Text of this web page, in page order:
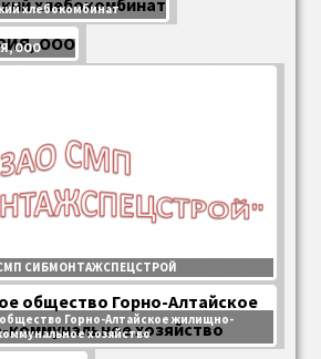
хлебокомбинат
ООО
СИБМОНТАЖСПЕЦСТРОЙ
Горно-Алтайское жилищно-
хозяйство